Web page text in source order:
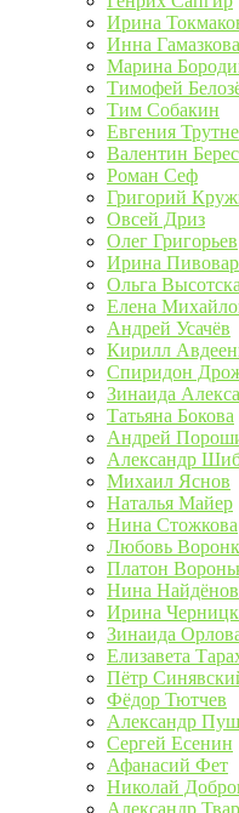
Ирина
Инна Гамазкова
Марина
Тимофей
Тим Собакин
Евгения
Валентин
Роман Сеф
Григорий
Овсей Дриз
Олег Григорьев
Ирина
Ольга
Елена
Андрей Усачёв
Кирилл
Спиридон
Зинаида
Татьяна Бокова
Андрей
Александр
Михаил Яснов
Наталья Майер
Нина Стожкова
Любовь
Платон
Нина
Ирина
Зинаида
Елизавета
Пётр
Фёдор Тютчев
Александр
Сергей Есенин
Афанасий Фет
Николай
Александр